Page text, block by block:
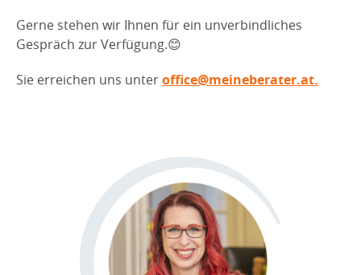
Gerne stehen wir Ihnen für ein unverbindliches
Gespräch zur Verfügung.😊
Sie erreichen uns unteroffice@meineberater.at.